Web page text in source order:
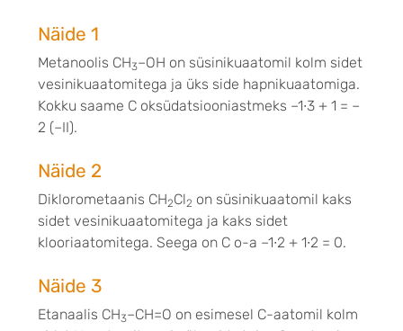
Näide 1
Metanoolis CH3–OH on süsinikuaatomil kolm sidet
vesinikuaatomitega ja üks side hapnikuaatomiga.
Kokku saame C oksüdatsiooniastmeks –1∙3 + 1 = –
2 (–II).
Näide 2
Diklorometaanis CH2Cl2 on süsinikuaatomil kaks
sidet vesinikuaatomitega ja kaks sidet
klooriaatomitega. Seega on C o-a –1∙2 + 1∙2 = 0.
Näide 3
Etanaalis CH3–CH=O on esimesel C-aatomil kolm